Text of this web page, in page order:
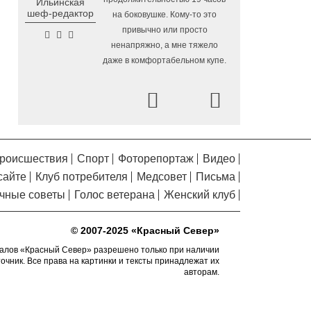
Петрозаводской
6.08.2026 17:17
«Территория талантов»
открылась для 122 школьников из
Алчевска в Вологодской области
секция ВоГУ получила поддержку РФС
6.08.2026 15:08
Уникальный трейл и
силовые шоу приготовили округа
Вологодчины ко Дню физкультурника
6.08.2026 14:31
Робот Макс на Госуслугах
поможет вологжанам оформить выплату
на первоклассника
шеф-редактор
на боковушке. Кому-то это
привычно или просто
ненапряжно, а мне тяжело
даже в комфортабельном купе.
Спорт Фоторепортаж
Видео
Клуб потребителя Медсовет
Письма
советы
Голос ветерана Женский клуб
© 2007-2025 «Красный Север»
«Красный Север» разрешено только при наличии
Все права на картинки и тексты принадлежат их
авторам.